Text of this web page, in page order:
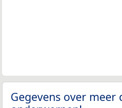
Gegevens over meer